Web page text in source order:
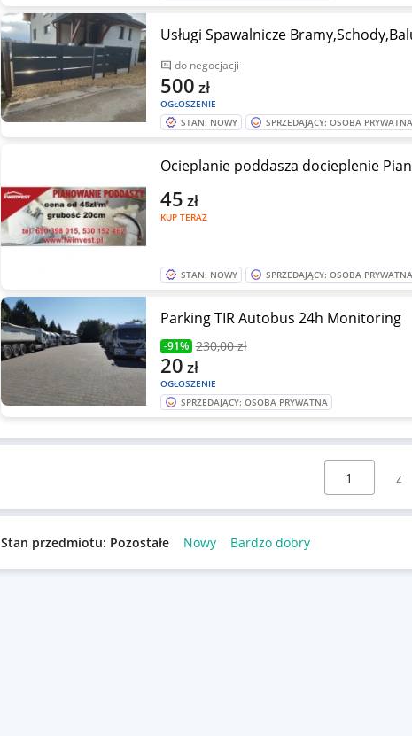
Usługi Spawalnicze
do negocjacji
OGŁOSZENIE
500 zł
STAN: NOWY SPRZEDAJĄCY: OSOBA PRYWATNA
Ocieplanie poddasza docieplenie
KUP TERAZ
45 zł
STAN: NOWY SPRZEDAJĄCY: OSOBA PRYWATNA
Parking TIR Autobus 24h Monitoring
-91% 230,00 zł
OGŁOSZENIE
20 zł
SPRZEDAJĄCY: OSOBA PRYWATNA
Wybierz stronę:
Stan przedmiotu: Pozostałe Nowy Bardzo dobry